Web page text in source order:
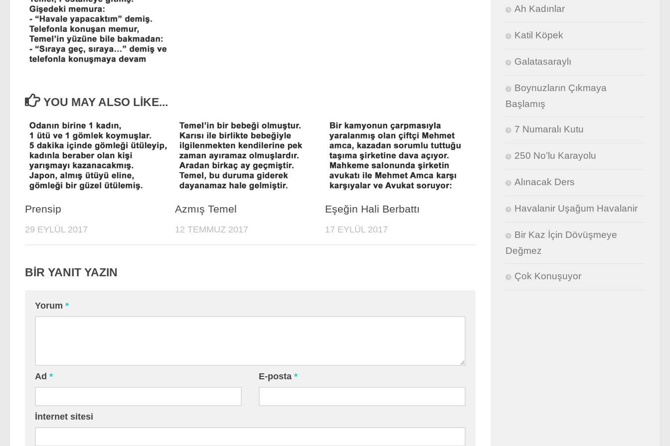
YOU MAY ALSO LIKE...
Prensip
29 EYLÜL 2017
Azmış Temel
12 TEMMUZ 2017
Eşeğin Hali Berbattı
17 EYLÜL 2017
BIR YANIT YAZIN
Yorum *
Ad * E-posta*
İnternet sitesi
Ah Kadınlar
Katil Köpek
Galatasaraylı
Boynuzların Çıkmaya
Başlamış
7 Numaralı Kutu
250 No’lu Karayolu
Alınacak Ders
Havalanir Uşağum Havalanir
Bir Kaz İçin Dövüşmeye
Değmez
Çok Konuşuyor